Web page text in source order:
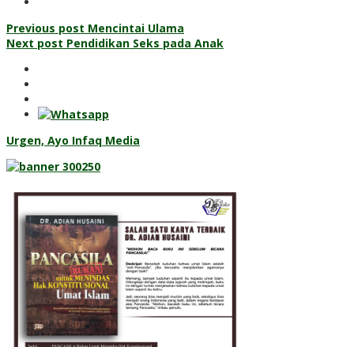
Post
navigation
Previous post Mencintai Ulama
Next post Pendidikan Seks pada Anak
Urgen, Ayo Infaq Media